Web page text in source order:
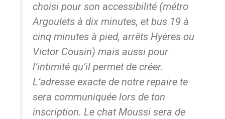
choisi pour son accessibilité (métro
Argoulets à dix minutes, et bus 19 à
cinq minutes à pied, arrêts Hyères ou
Victor Cousin) mais aussi pour
l’intimité qu’il permet de créer.
L’adresse exacte de notre repaire te
sera communiquée lors de ton
inscription. Le chat Moussi sera de